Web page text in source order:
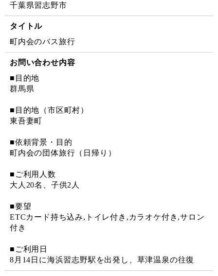
千葉県習志野市
タイトル
町内会のバス旅行
お問い合わせ内容
■目的地
群馬県
■目的地（市区町村）
東吾妻町
■依頼背景・目的
町内会の団体旅行（日帰り）
■ご利用人数
大人20名、子供2人
■要望
ETCカード持ち込み,トイレ付き,カラオケ付き,サロン
付き
■ご利用日
8月14日に海浜習志野駅を出発し、草津温泉の往復